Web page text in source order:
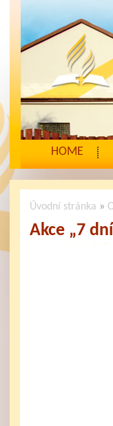
HOME
Úvodní stránka »
Akce „7